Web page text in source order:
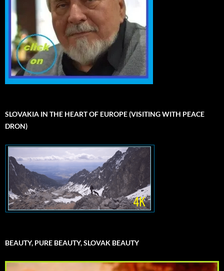
SLOVAKIA IN THE HEART OF EUROPE (VISITING WITH PEACE
DRON)
BEAUTY, PURE BEAUTY, SLOVAK BEAUTY